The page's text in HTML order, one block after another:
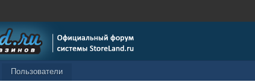
Пользователи